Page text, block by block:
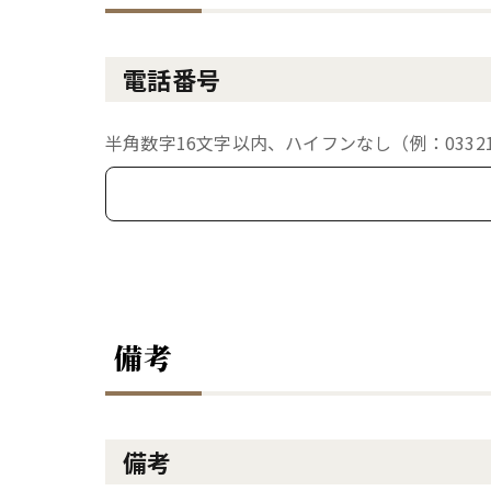
電話番号
半角数字16文字以内、ハイフンなし（例：
備考
備考